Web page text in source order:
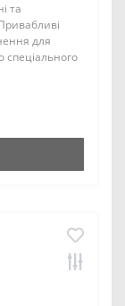
та
для
спеціального